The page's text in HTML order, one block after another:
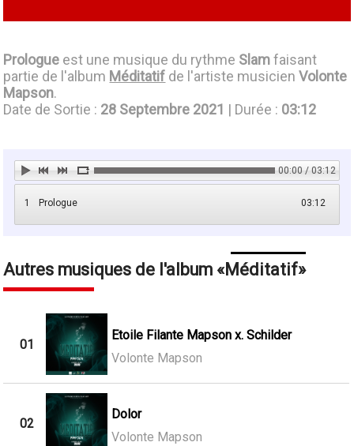
Prologue est une musique du rythme Slamfaisant
partie de l'album Méditatif de l'artiste musicienVolonte
Mapson.
Date de Sortie : 28 Septembre 2021 | Durée : 03:12
00:00 / 03:12
1 03:12
Prologue
Autres musiques de l'album Méditatif
01
Etoile Filante Mapson x. Schilder
Volonte Mapson
02
Dolor
Volonte Mapson